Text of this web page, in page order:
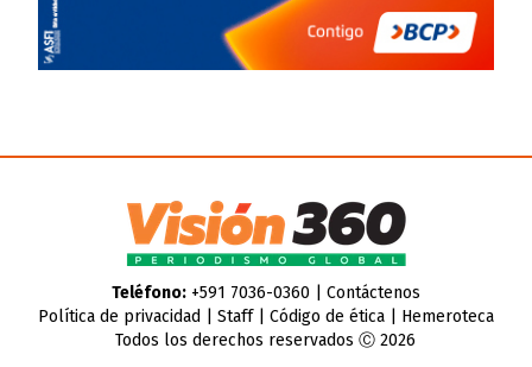
Teléfono:+591 7036-0360 | Contáctenos
Política de privacidad
Staff| Código de ética| Hemeroteca
Todos los derechos reservados Ⓒ 2026